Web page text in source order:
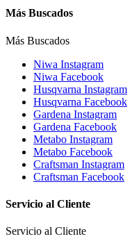
Más Buscados
Más Buscados
Niwa Instagram
Niwa Facebook
Husqvarna Instagram
Husqvarna Facebook
Gardena Instagram
Gardena Facebook
Metabo Instagram
Metabo Facebook
Craftsman Instagram
Craftsman Facebook
Servicio al Cliente
Servicio al Cliente